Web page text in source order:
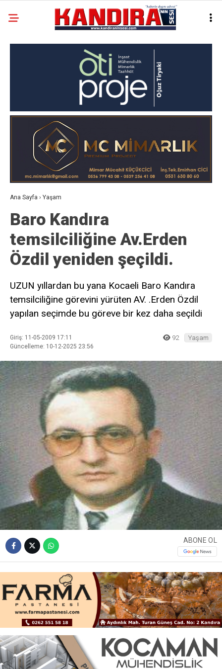
Ana Sayfa › Yaşam
Baro Kandıra
temsilciliğine Av.Erden
Özdil yeniden şeçildi.
UZUN yıllardan bu yana Kocaeli Baro Kandıra
temsilciliğine görevini yürüten AV. .Erden Özdil
yapılan seçimde bu göreve bir kez daha seçildi
Giriş: 11-05-2009 17:11
Güncelleme: 10-12-2025 23:56
92 Yaşam
ABONE OL
UZUN yıllardan bu yana Kocaeli Baro Kandıra
temsilciliğine görevini yürüten AV. .Erden Özdil yapılan
seçimde bu göreve bir kez daha seçildi. Önceki gün
baro odasında yapılan seçimlerin ardından temsilcilik
AV. Erdem Özdil’de kalırken AV. Cemile Açıkgöz Kulaç’ın
yerine aday olan AV. Figen Şentürk ise temsilci